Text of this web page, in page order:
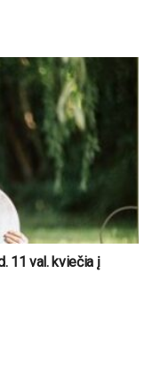
11 val. kviečia į